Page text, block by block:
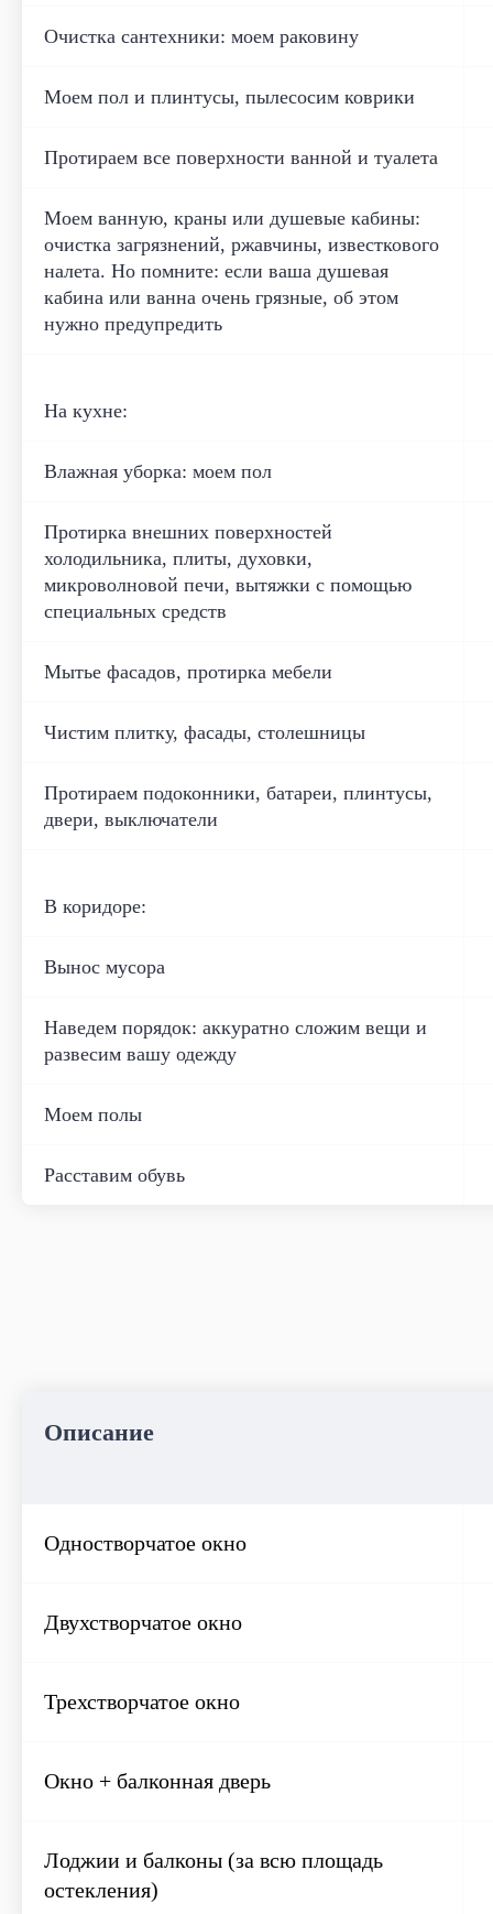
Очистка сантехники: моем раковину
Моем пол и плинтусы, пылесосим коврики
Протираем все поверхности ванной и туалета
Моем ванную, краны или душевые кабины:
очистка загрязнений, ржавчины, известкового
налета. Но помните: если ваша душевая
кабина или ванна очень грязные, об этом
нужно предупредить
На кухне:
Влажная уборка: моем пол
Протирка внешних поверхностей
холодильника, плиты, духовки,
микроволновой печи, вытяжки с помощью
специальных средств
Мытье фасадов, протирка мебели
Чистим плитку, фасады, столешницы
Протираем подоконники, батареи, плинтусы,
двери, выключатели
В коридоре:
Вынос мусора
Наведем порядок: аккуратно сложим вещи и
развесим вашу одежду
Моем полы
Расставим обувь
Описание
Одностворчатое окно
Двухстворчатое окно
Трехстворчатое окно
Окно + балконная дверь
Лоджии и балконы (за всю площадь
остекления)